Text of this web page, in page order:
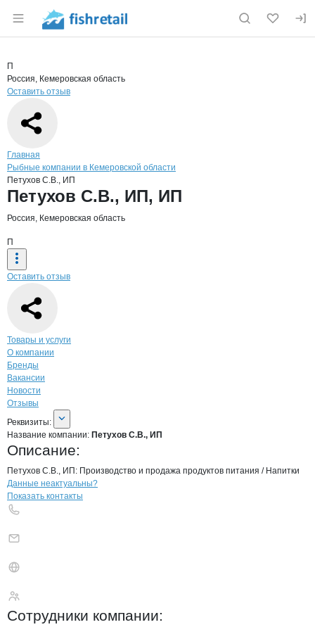
Раздел навигации по сайту fishretail.ru
Страница компании
Страница компании
Краткая информация о компании
П
Россия, Кемеровская область
Оставить отзыв
Навигация по сайту
Главная
Рыбные компании в Кемеровской области
Петухов С.В., ИП
Основная информация о компании
Петухов С.В., ИП, ИП
Россия, Кемеровская область
П
Оставить отзыв
Навигация по странице
Товары и услуги
О компании
Бренды
Вакансии
Новости
Отзывы
О компании
Реквизиты
Реквизиты:
Название компании: Петухов С.В., ИП
Описание:
Петухов С.В., ИП: Производство и продажа продуктов питания / Напитки
Контактыкомпании
+7(800)000-00-..
Данные неактуальны?
Показать контакты
Сотрудники компании: